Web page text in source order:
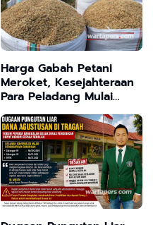
Harga Gabah Petani
Meroket, Kesejahteraan
Para Peladang Mulai
Terjamin